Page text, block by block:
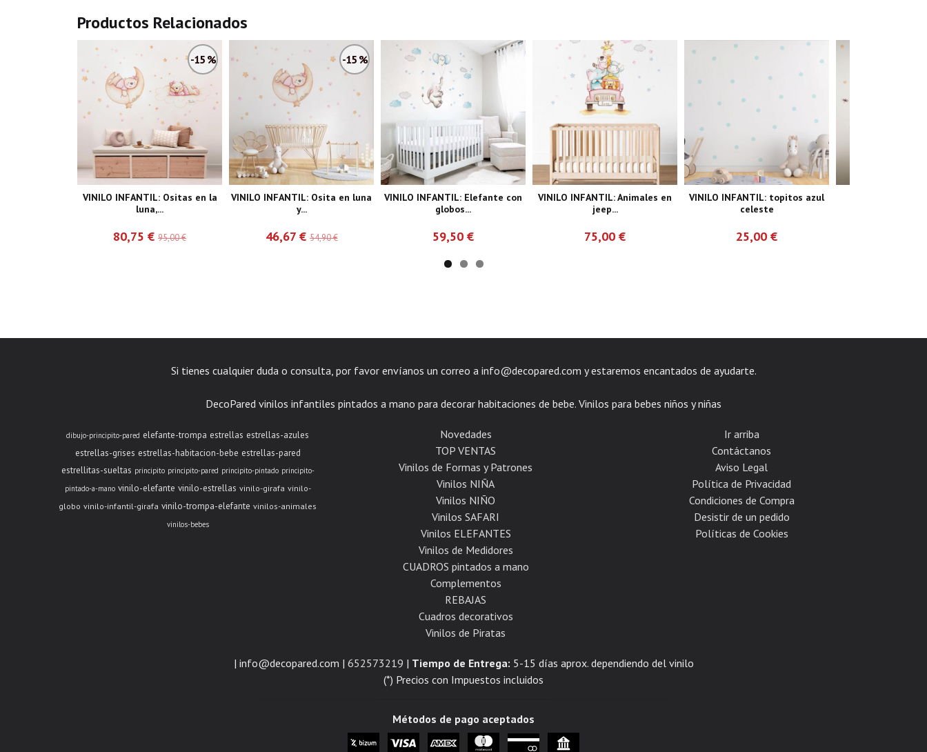
Productos Relacionados
-15 %
VINILO INFANTIL: Ositas en la
luna,...
80,75 € 95,00 €
-15 %
VINILO INFANTIL: Osita en luna
y...
46,67 € 54,90 €
VINILO INFANTIL: Elefante con
globos...
59,50 €
VINILO INFANTIL: Animales en
jeep...
75,00 €
VINILO INFANTIL: topitos azul
celeste
25,00 €
Si tienes cualquier duda o consulta, por favor envíanos un correo a info@decopared.com y estaremos encantados de ayudarte.
DecoPared vinilos infantiles pintados a mano para decorar habitaciones de bebe. Vinilos para bebes niños y niñas
dibujo-principito-pared elefante-trompa estrellas estrellas-azules
estrellas-grises estrellas-habitacion-bebe estrellas-pared
estrellitas-sueltas principito principito-pared principito-pintado principito-
pintado-a-mano vinilo-elefante vinilo-estrellas vinilo-girafa vinilo-
globo vinilo-infantil-girafa vinilo-trompa-elefante vinilos-animales
vinilos-bebes
Novedades
TOP VENTAS
Vinilos de Formas y Patrones
Vinilos NIÑA
Vinilos NIÑO
Vinilos SAFARI
Vinilos ELEFANTES
Vinilos de Medidores
CUADROS pintados a mano
Complementos
REBAJAS
Cuadros decorativos
Vinilos de Piratas
Ir arriba
Contáctanos
Aviso Legal
Política de Privacidad
Condiciones de Compra
Desistir de un pedido
Políticas de Cookies
| info@decopared.com | 652573219 | Tiempo de Entrega: 5-15 días aprox. dependiendo del vinilo
(*) Precios con Impuestos incluidos
Métodos de pago aceptados